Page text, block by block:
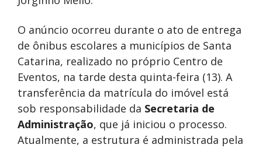
O anúncio ocorreu durante o ato de entrega
de ônibus escolares a municípios de Santa
Catarina, realizado no próprio Centro de
Eventos, na tarde desta quinta-feira (13). A
transferência da matrícula do imóvel está
sob responsabilidade da Secretaria de
Administração, que já iniciou o processo.
Atualmente, a estrutura é administrada pela